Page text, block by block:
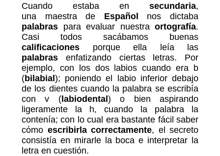
Cuando estaba en secundaria,
una maestra de Español nos dictaba
palabras para evaluar nuestra ortografía.
Casi todos sacábamos buenas
calificaciones porque ella leía las
palabras enfatizando ciertas letras. Por
ejemplo, con los dos labios cuando era b
(bilabial); poniendo el labio inferior debajo
de los dientes cuando la palabra se escribía
con v (labiodental) o bien aspirando
ligeramente la h, cuando la palabra la
contenía; con lo cual era bastante fácil saber
cómo escribirla correctamente, el secreto
consistía en mirarle la boca e interpretar la
letra en cuestión.